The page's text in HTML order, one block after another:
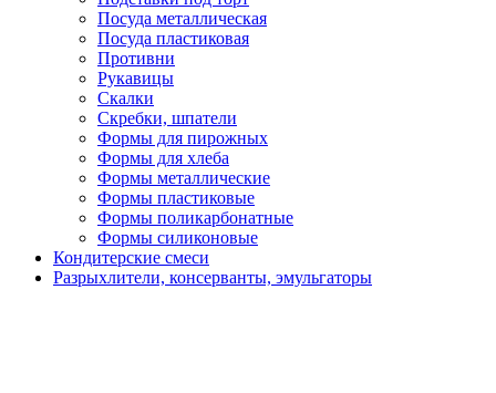
Посуда металлическая
Посуда пластиковая
Противни
Рукавицы
Скалки
Скребки, шпатели
Формы для пирожных
Формы для хлеба
Формы металлические
Формы пластиковые
Формы поликарбонатные
Формы силиконовые
Кондитерские смеси
Разрыхлители, консерванты, эмульгаторы